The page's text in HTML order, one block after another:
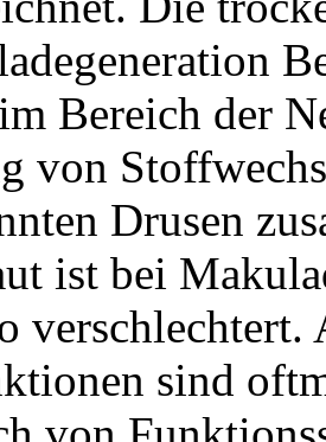
Bereich der
von
Drusen
ist bei
sind